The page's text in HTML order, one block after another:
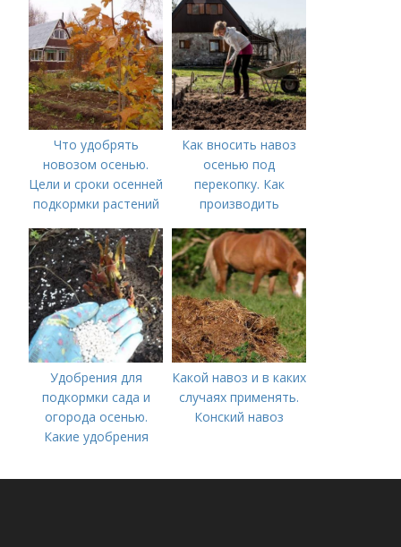
Что удобрять
новозом осенью.
Цели и сроки осенней
подкормки растений
Как вносить навоз
осенью под
перекопку. Как
производить
Удобрения для
подкормки сада и
огорода осенью.
Какие удобрения
правильно это
Какой навоз и в каких
случаях применять.
Конский навоз